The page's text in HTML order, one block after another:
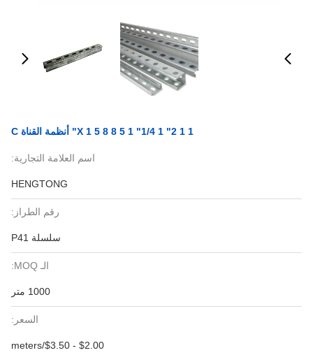
1 1 2" 1 1/4" 1 5 8 X 1 5 8" أنظمة القناة C
اسم العلامة التجارية:
HENGTONG
رقم الطراز:
سلسلة P41
الـ MOQ:
1000 متر
السعر:
$2.00 - $3.50/meters